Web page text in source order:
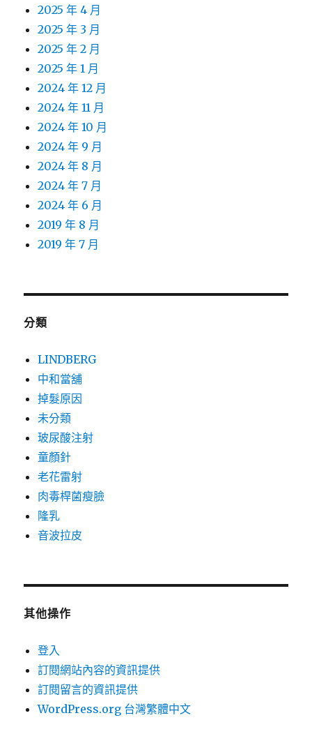
2025 年 4 月
2025 年 3 月
2025 年 2 月
2025 年 1 月
2024 年 12 月
2024 年 11 月
2024 年 10 月
2024 年 9 月
2024 年 8 月
2024 年 7 月
2024 年 6 月
2019 年 8 月
2019 年 7 月
分類
LINDBERG
中和當舖
掉髮原因
未分類
玻尿酸注射
童顏針
老花雷射
肉毒桿菌瘦臉
隆乳
音波拉皮
其他操作
登入
訂閱網站內容的資訊提供
訂閱留言的資訊提供
WordPress.org 台灣繁體中文